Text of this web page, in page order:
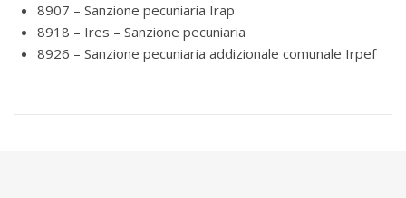
8907 – Sanzione pecuniaria Irap
8918 – Ires – Sanzione pecuniaria
8926 – Sanzione pecuniaria addizionale comunale Irpef